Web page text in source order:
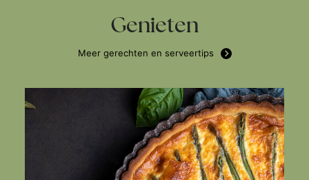
Genieten
Meer gerechten en serveertips